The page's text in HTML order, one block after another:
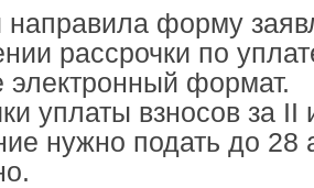
форму
рассрочки по
электронный формат.
уплаты взносов за II
нужно подать до 28